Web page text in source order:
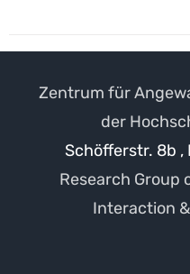
Zentrum für
der
Schöfferstr. 8b
Research Group
Interaction